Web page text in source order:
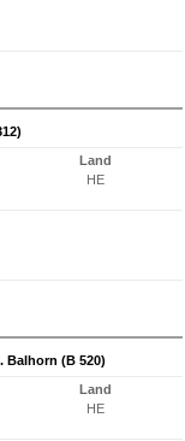
Land
HE
Balhorn (B 520)
Land
HE